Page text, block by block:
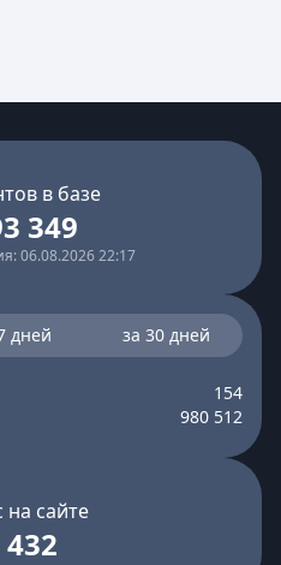
в базе
349
06.08.2026 22:17
дней за 30 дней
154
980 512
на сайте
432